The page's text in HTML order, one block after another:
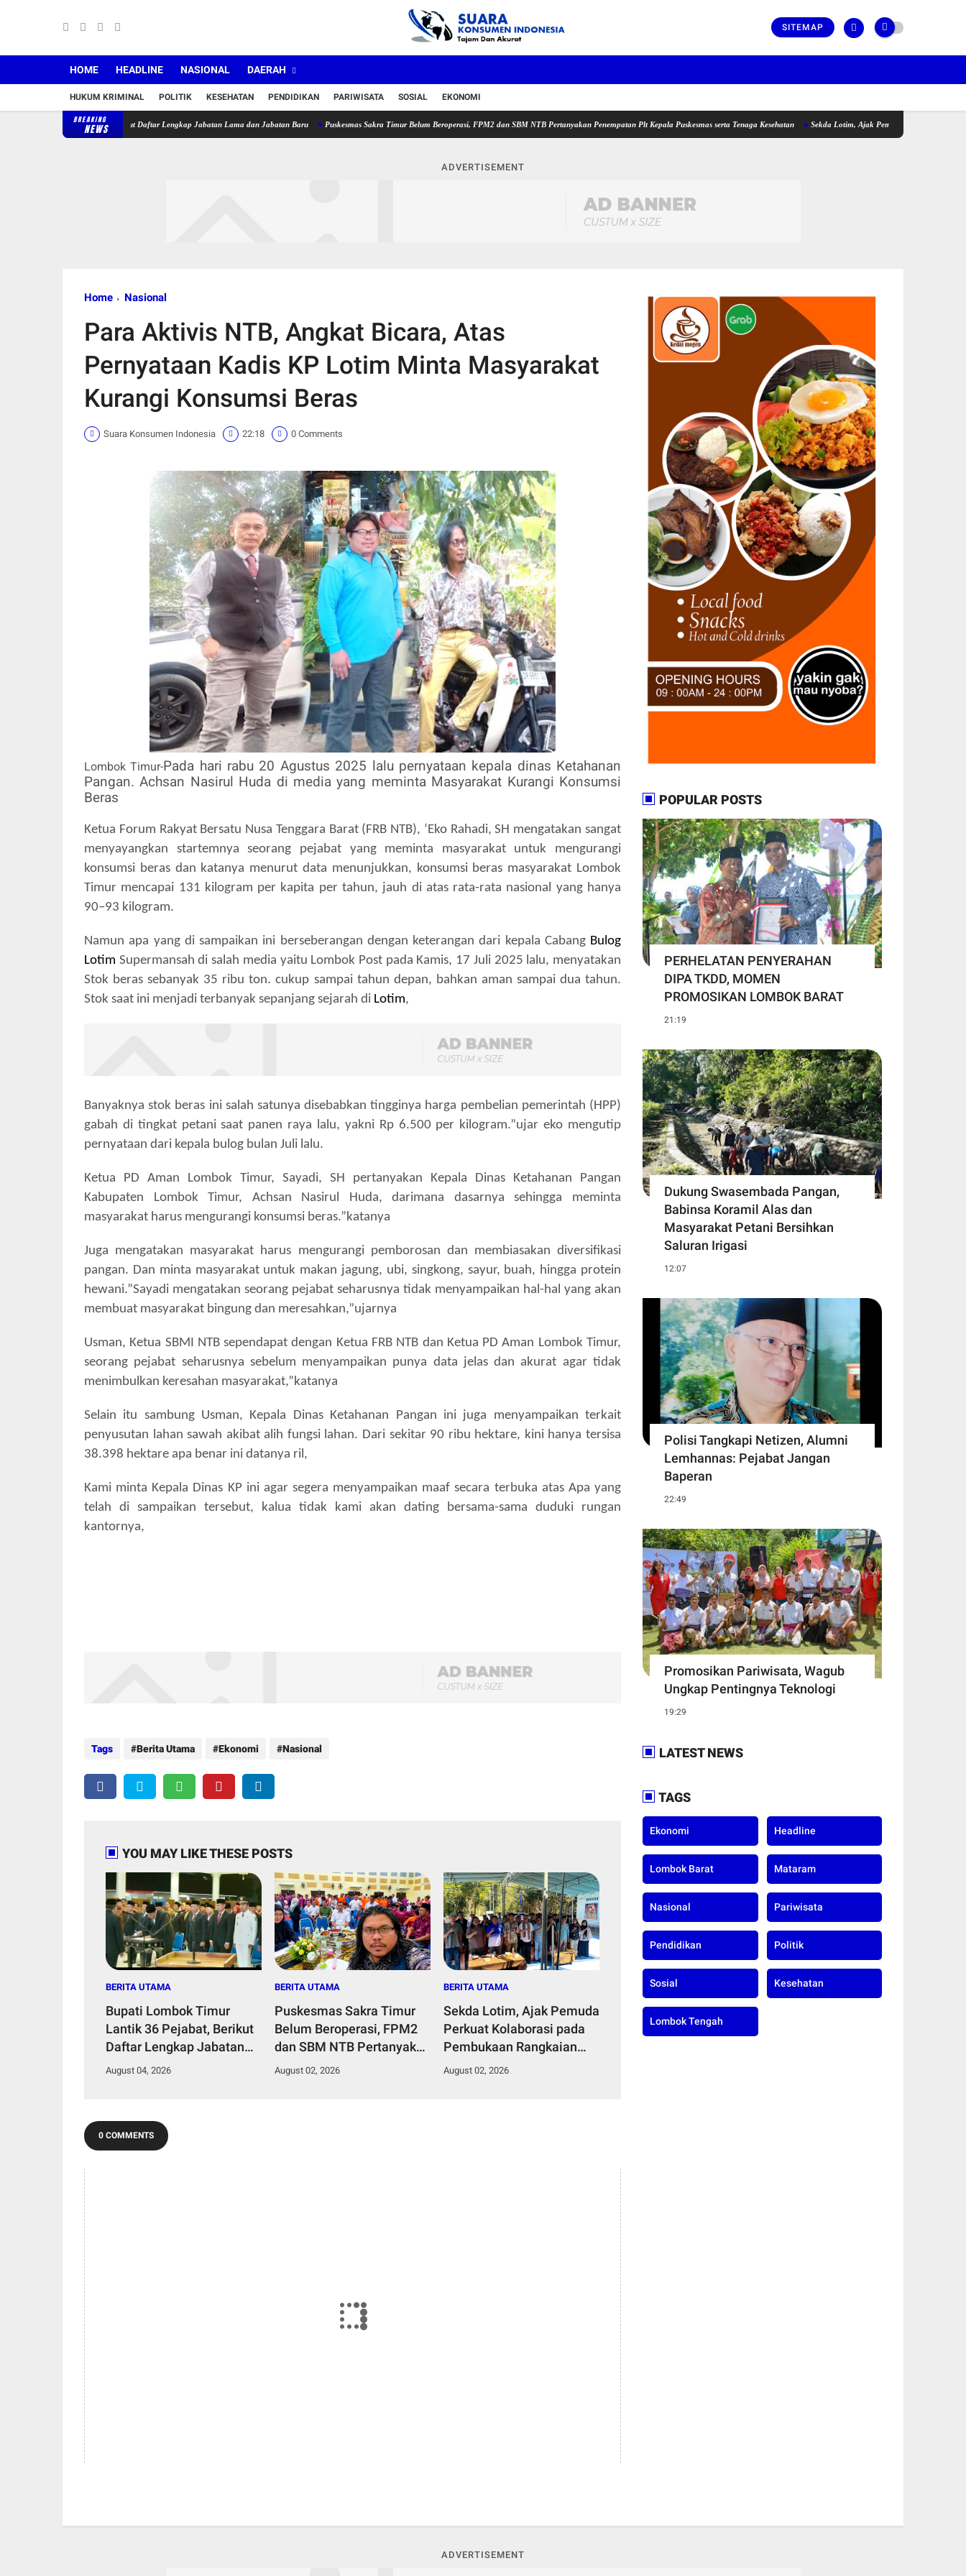
SITEMAP
HOME HEADLINE NASIONAL DAERAH
HUKUM KRIMINAL POLITIK KESEHATAN PENDIDIKAN PARIWISATA SOSIAL EKONOMI
BREAKING
NEWS
Lantik 36 Pejabat, Berikut Daftar Lengkap Jabatan Lama dan Jabatan Baru Puskesmas Sakra Timur Belum Beroperasi, FPM2 dan SBM NTB Pertanyakan Penempatan Plt Kepala Puskesmas serta Tenaga Kesehatan Sekda Lotim, Ajak Pemuda Perkuat Kolaborasi pada
ADVERTISEMENT
Home Nasional
Para Aktivis NTB, Angkat Bicara, Atas
Pernyataan Kadis KP Lotim Minta Masyarakat
Kurangi Konsumsi Beras
Suara Konsumen Indonesia 22:18 0 Comments
Lombok Timur-Pada hari rabu 20 Agustus 2025 lalu pernyataan kepala dinas Ketahanan
Pangan. Achsan Nasirul Huda di media yang meminta Masyarakat Kurangi Konsumsi
Beras
Ketua Forum Rakyat Bersatu Nusa Tenggara Barat (FRB NTB), ‘Eko Rahadi, SH mengatakan sangat
menyayangkan startemnya seorang pejabat yang meminta masyarakat untuk mengurangi
konsumsi beras dan katanya menurut data menunjukkan, konsumsi beras masyarakat Lombok
Timur mencapai 131 kilogram per kapita per tahun, jauh di atas rata-rata nasional yang hanya
90–93 kilogram.
Namun apa yang di sampaikan ini berseberangan dengan keterangan dari kepala Cabang Bulog
Lotim Supermansah di salah media yaitu Lombok Post pada Kamis, 17 Juli 2025 lalu, menyatakan
Stok beras sebanyak 35 ribu ton. cukup sampai tahun depan, bahkan aman sampai dua tahun.
Stok saat ini menjadi terbanyak sepanjang sejarah di Lotim,
Banyaknya stok beras ini salah satunya disebabkan tingginya harga pembelian pemerintah (HPP)
gabah di tingkat petani saat panen raya lalu, yakni Rp 6.500 per kilogram.”ujar eko mengutip
pernyataan dari kepala bulog bulan Juli lalu.
Ketua PD Aman Lombok Timur, Sayadi, SH pertanyakan Kepala Dinas Ketahanan Pangan
Kabupaten Lombok Timur, Achsan Nasirul Huda, darimana dasarnya sehingga meminta
masyarakat harus mengurangi konsumsi beras.”katanya
Juga mengatakan masyarakat harus mengurangi pemborosan dan membiasakan diversifikasi
pangan. Dan minta masyarakat untuk makan jagung, ubi, singkong, sayur, buah, hingga protein
hewani.”Sayadi mengatakan seorang pejabat seharusnya tidak menyampaikan hal-hal yang akan
membuat masyarakat bingung dan meresahkan,”ujarnya
Usman, Ketua SBMI NTB sependapat dengan Ketua FRB NTB dan Ketua PD Aman Lombok Timur,
seorang pejabat seharusnya sebelum menyampaikan punya data jelas dan akurat agar tidak
menimbulkan keresahan masyarakat,”katanya
Selain itu sambung Usman, Kepala Dinas Ketahanan Pangan ini juga menyampaikan terkait
penyusutan lahan sawah akibat alih fungsi lahan. Dari sekitar 90 ribu hektare, kini hanya tersisa
38.398 hektare apa benar ini datanya ril,
Kami minta Kepala Dinas KP ini agar segera menyampaikan maaf secara terbuka atas Apa yang
telah di sampaikan tersebut, kalua tidak kami akan dating bersama-sama duduki rungan
kantornya,
Tags Berita Utama Ekonomi Nasional
YOU MAY LIKE THESE POSTS
BERITA UTAMA
Bupati Lombok Timur
Lantik 36 Pejabat, Berikut
Daftar Lengkap Jabatan
Lama dan Jabatan Baru
August 04, 2026
BERITA UTAMA
Puskesmas Sakra Timur
Belum Beroperasi, FPM2
dan SBM NTB Pertanyakan
Penempatan Plt Kepala
August 02, 2026
BERITA UTAMA
Sekda Lotim, Ajak Pemuda
Perkuat Kolaborasi pada
Pembukaan Rangkaian
Kegiatan Menyambut HUT
August 02, 2026
0 COMMENTS
POPULAR POSTS
PERHELATAN PENYERAHAN
DIPA TKDD, MOMEN
PROMOSIKAN LOMBOK BARAT
21:19
Dukung Swasembada Pangan,
Babinsa Koramil Alas dan
Masyarakat Petani Bersihkan
Saluran Irigasi
12:07
Polisi Tangkapi Netizen, Alumni
Lemhannas: Pejabat Jangan
Baperan
22:49
Promosikan Pariwisata, Wagub
Ungkap Pentingnya Teknologi
19:29
LATEST NEWS
TAGS
Ekonomi Headline
Lombok Barat Mataram
Nasional Pariwisata
Pendidikan Politik
Sosial Kesehatan
Lombok Tengah
ADVERTISEMENT